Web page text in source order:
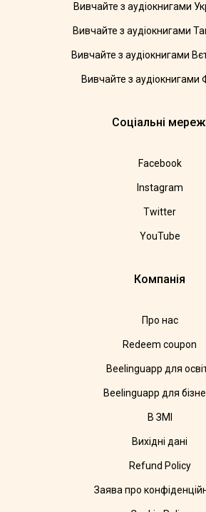
Вивчайте з аудіокнигами
Вивчайте з аудіокнигами
Вивчайте з аудіокнигами
Вивчайте з аудіокнигами
Соціальні
Facebook
Instagram
Twitter
YouTube
Компанія
Про нас
Redeem coupon
Beelinguapp для
Beelinguapp для
В ЗМІ
Вихідні дані
Refund Policy
Заява про